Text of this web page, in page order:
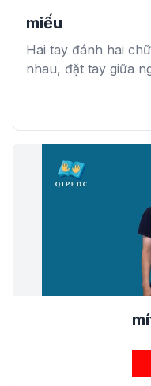
miếu
Hai tay đánh hai
nhau, đặt tay giữa